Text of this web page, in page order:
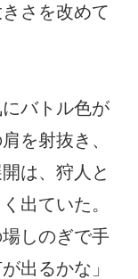
さを改めて
バトル色が
を射抜き、
は、狩人と
出ていた。
しのぎで手
出るかな」